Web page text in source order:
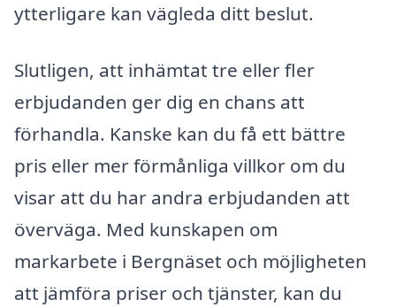
ytterligare kan vägleda ditt beslut.
Slutligen, att inhämtat tre eller fler
erbjudanden ger dig en chans att
förhandla. Kanske kan du få ett bättre
pris eller mer förmånliga villkor om du
visar att du har andra erbjudanden att
överväga. Med kunskapen om
markarbete i Bergnäset och möjligheten
att jämföra priser och tjänster, kan du